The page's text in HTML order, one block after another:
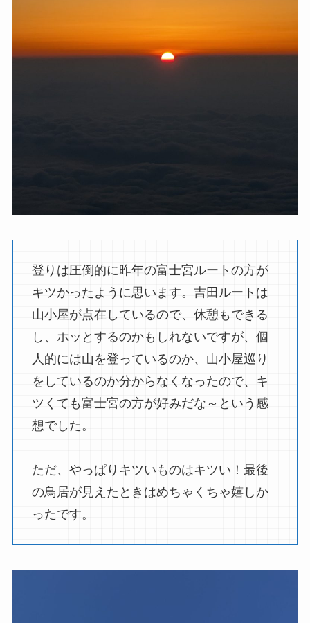
登りは圧倒的に昨年の富士宮ルートの方が
キツかったように思います。吉田ルートは
山小屋が点在しているので、休憩もできる
し、ホッとするのかもしれないですが、個
人的には山を登っているのか、山小屋巡り
をしているのか分からなくなったので、キ
ツくても富士宮の方が好みだな～という感
想でした。
ただ、やっぱりキツいものはキツい！最後
の鳥居が見えたときはめちゃくちゃ嬉しか
ったです。